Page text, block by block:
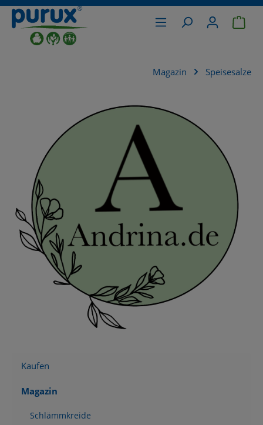
springen
Magazin Speisesalze
Kaufen
Magazin
Schlämmkreide